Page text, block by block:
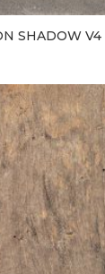
SHADOW V4